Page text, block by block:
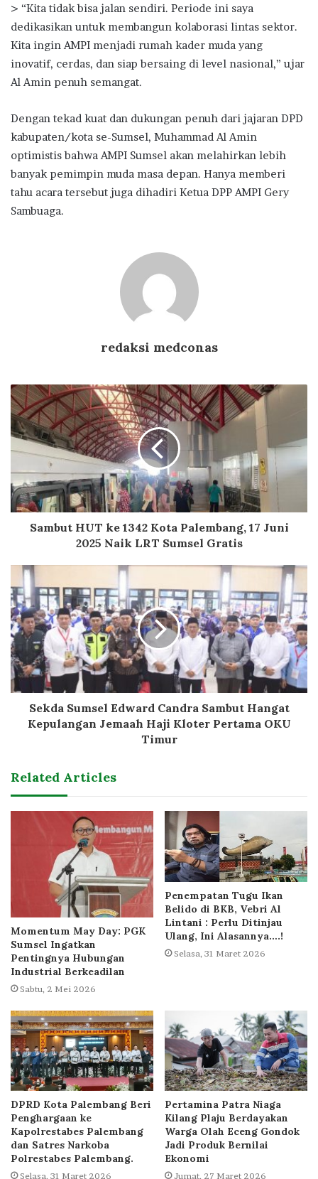
> “Kita tidak bisa jalan sendiri. Periode ini saya
dedikasikan untuk membangun kolaborasi lintas sektor.
Kita ingin AMPI menjadi rumah kader muda yang
inovatif, cerdas, dan siap bersaing di level nasional,” ujar
Al Amin penuh semangat.
Dengan tekad kuat dan dukungan penuh dari jajaran DPD
kabupaten/kota se-Sumsel, Muhammad Al Amin
optimistis bahwa AMPI Sumsel akan melahirkan lebih
banyak pemimpin muda masa depan. Hanya memberi
tahu acara tersebut juga dihadiri Ketua DPP AMPI Gery
Sambuaga.
redaksi medconas
Sambut HUT ke 1342 Kota Palembang, 17 Juni
2025 Naik LRT Sumsel Gratis
Sekda Sumsel Edward Candra Sambut Hangat
Kepulangan Jemaah Haji Kloter Pertama OKU
Timur
Related Articles
Momentum May Day: PGK
Sumsel Ingatkan
Pentingnya Hubungan
Industrial Berkeadilan
Sabtu, 2 Mei 2026
Penempatan Tugu Ikan
Belido di BKB, Vebri Al
Lintani : Perlu Ditinjau
Ulang, Ini Alasannya….!
Selasa, 31 Maret 2026
DPRD Kota Palembang Beri
Penghargaan ke
Kapolrestabes Palembang
dan Satres Narkoba
Polrestabes Palembang.
Selasa, 31 Maret 2026
Pertamina Patra Niaga
Kilang Plaju Berdayakan
Warga Olah Eceng Gondok
Jadi Produk Bernilai
Ekonomi
Jumat, 27 Maret 2026